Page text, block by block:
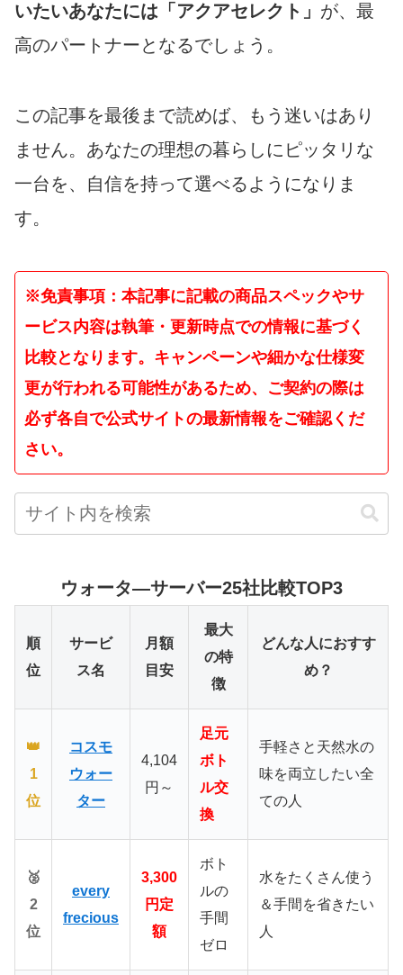
いたいあなたには「アクアセレクト」 が、最
高のパートナーとなるでしょう。
この記事を最後まで読めば、もう迷いはあり
ません。あなたの理想の暮らしにピッタリな
一台を、自信を持って選べるようになりま
す。
※免責事項：本記事に記載の商品スペックやサ
ービス内容は執筆・更新時点での情報に基づく
比較となります。キャンペーンや細かな仕様変
更が行われる可能性があるため、ご契約の際は
必ず各自で公式サイトの最新情報をご確認くだ
さい。
ウォータ―サーバー25社比較TOP3
順
位
サービ
ス名
月額
目安
最大
の特
徴
どんな人におすす
め？
👑
1
位
コスモ
ウォー
ター
4,104
円～
足元
ボト
ル交
換
手軽さと天然水の
味を両立したい全
ての人
🥈
2
位
every
frecious
3,300
円定
額
ボト
ルの
手間
ゼロ
水をたくさん使う
＆手間を省きたい
人